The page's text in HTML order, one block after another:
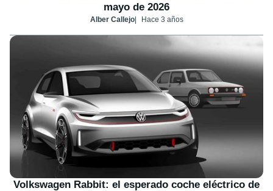
mayo de 2026
Alber Callejo Hace 3 años
Volkswagen Rabbit: el esperado coche eléctrico de